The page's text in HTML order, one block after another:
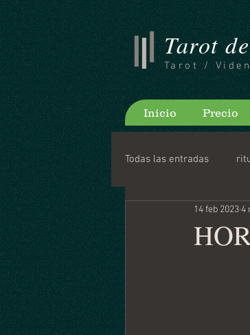
Tarot
Tarot /
Inicio Precio
Todas las entradas
Consejos para
14 feb 20234